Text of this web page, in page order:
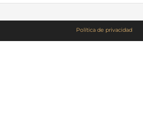
Política de privacidad